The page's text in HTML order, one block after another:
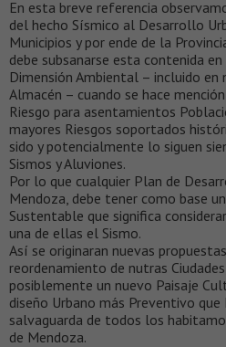
En esta breve referencia
del hecho Sísmico al Desarrollo
Municipios y por ende de la
debe subsanarse esta contenida
Dimensión Ambiental – incluido
Almacén – cuando se hace
Riesgo para asentamientos
mayores Riesgos soportados
sido y potencialmente lo siguen
Sismos y Aluviones.
Por lo que cualquier Plan de
Mendoza, debe tener como base
Sustentable que significa
una de ellas el Sismo.
Así se originaran nuevas
reordenamiento de nutras
posiblemente un nuevo Paisaje
diseño Urbano más Preventivo
salvaguarda de todos los
de Mendoza.